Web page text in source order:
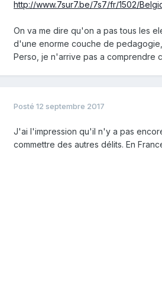
http://www.7sur7.be/7s7/fr/1502/
On va me dire qu'on a pas tous les
d'une enorme couche de
Perso, je n'arrive pas a comprendre
Posté 12 septembre 2017
J'ai l'impression qu'il n'y a pas
commettre des autres délits. En